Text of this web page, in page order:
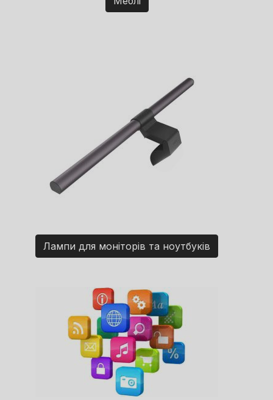
Лампи для моніторів та ноутбуків